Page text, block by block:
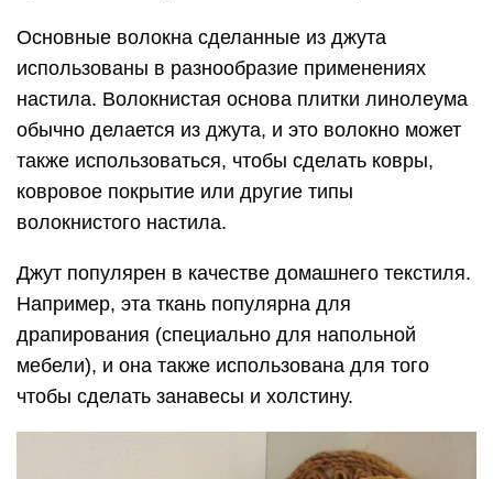
Основные волокна сделанные из джута
использованы в разнообразие применениях
настила. Волокнистая основа плитки линолеума
обычно делается из джута, и это волокно может
также использоваться, чтобы сделать ковры,
ковровое покрытие или другие типы
волокнистого настила.
Джут популярен в качестве домашнего текстиля.
Например, эта ткань популярна для
драпирования (специально для напольной
мебели), и она также использована для того
чтобы сделать занавесы и холстину.